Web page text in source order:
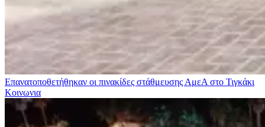
Επανατοποθετήθηκαν οι πινακίδες στάθμευσης ΑμεΑ στο Τιγκάκι
Κοινωνια